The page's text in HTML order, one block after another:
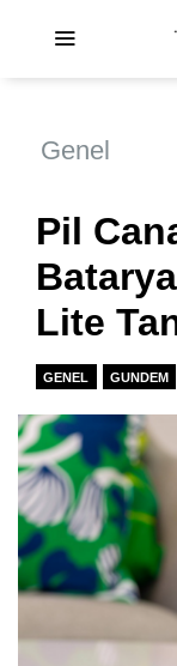
Genel
Pil
Lite
GENEL GUNDEM